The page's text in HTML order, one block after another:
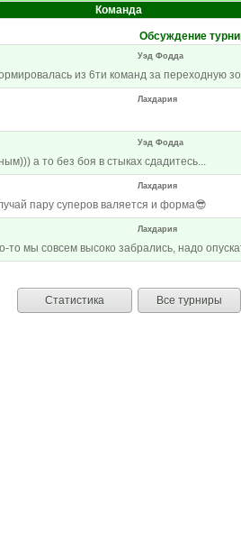
Команда
Обсуждение
Уэд Фодда
из 6ти команд за переходную
Лахдария
Уэд Фодда
а то без боя в стыках сдадитесь...
Лахдария
пару суперов валяется и форма😎
Лахдария
то мы совсем высоко забрались, надо
Статистика Все турниры